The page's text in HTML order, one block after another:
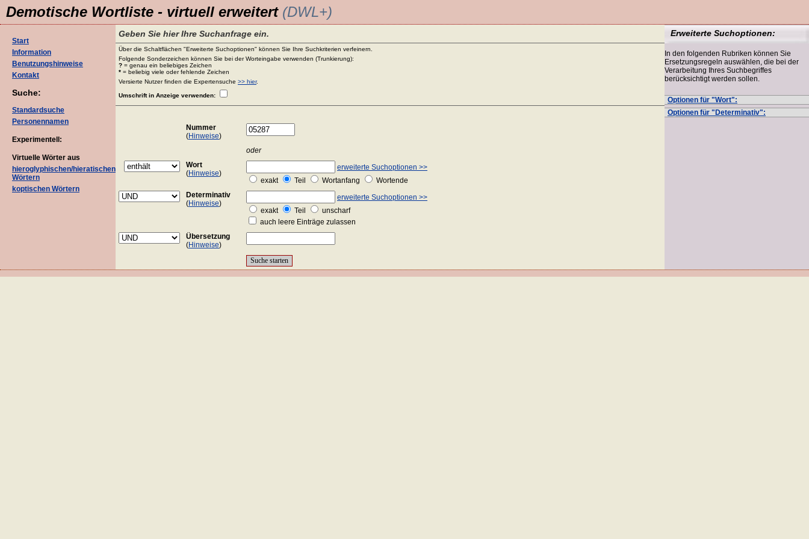
Demotische Wortliste - virtuell erweitert (DWL+)
Start
Information
Benutzungshinweise
Kontakt
Suche:
Standardsuche
Personennamen
Experimentell:
Virtuelle Wörter aus
hieroglyphischen/hieratischen
Wörtern
koptischen Wörtern
Geben Sie hier Ihre Suchanfrage ein.
Über die Schaltflächen "Erweiterte Suchoptionen" können Sie Ihre Suchkriterien verfeinern.
Folgende Sonderzeichen können Sie bei der Worteingabe verwenden (Trunkierung):
? = genau ein beliebiges Zeichen
* = beliebig viele oder fehlende Zeichen
Versierte Nutzer finden die Expertensuche >> hier.
Umschrift in Anzeige verwenden:
Nummer
(Hinweise)
oder
Wort
(Hinweise)
erweiterte Suchoptionen >>
exakt
Teil Wortanfang
Wortende
Determinativ
(Hinweise)
erweiterte Suchoptionen >>
exakt
Teil
unscharf
auch leere Einträge zulassen
Übersetzung
(Hinweise)
Erweiterte Suchoptionen:
In den folgenden Rubriken können Sie
Ersetzungsregeln auswählen, die bei der
Verarbeitung Ihres Suchbegriffes
berücksichtigt werden sollen.
Optionen für "Wort":
Optionen für "Determinativ":